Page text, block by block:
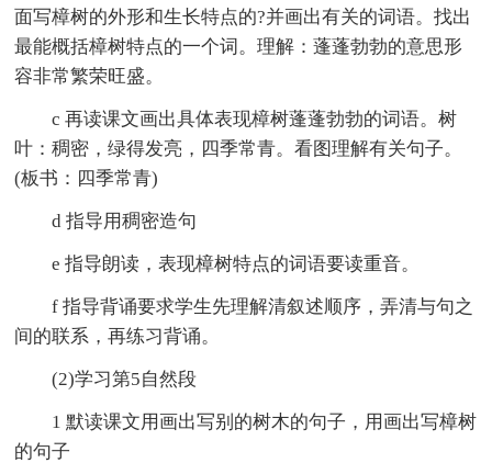
面写樟树的外形和生长特点的?并画出有关的词语。找出
最能概括樟树特点的一个词。理解：蓬蓬勃勃的意思形
容非常繁荣旺盛。
c 再读课文画出具体表现樟树蓬蓬勃勃的词语。树
叶：稠密，绿得发亮，四季常青。看图理解有关句子。
(板书：四季常青)
d 指导用稠密造句
e 指导朗读，表现樟树特点的词语要读重音。
f 指导背诵要求学生先理解清叙述顺序，弄清与句之
间的联系，再练习背诵。
(2)学习第5自然段
1 默读课文用画出写别的树木的句子，用画出写樟树
的句子